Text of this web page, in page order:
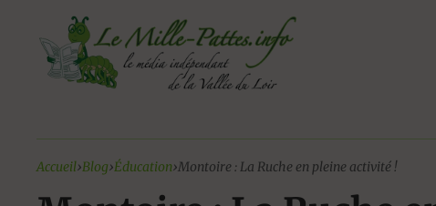
contenu
Accueil›Blog›Éducation›Montoire : La Ruche en pleine activité !